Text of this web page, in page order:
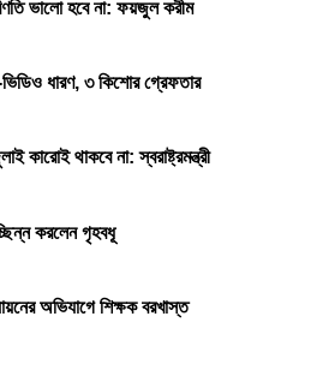
ভালো হবে না: ফয়জুল করীম
ধারণ, ৩ কিশোর গ্রেফতার
কারোই থাকবে না: স্বরাষ্ট্রমন্ত্রী
করলেন গৃহবধূ
অভিযাগে শিক্ষক বরখাস্ত